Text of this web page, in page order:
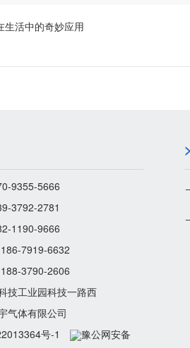
生活中的奇妙应用
9355-5666
2781
9666
7919-6632
2606
技工业园科技一路西
气体有限公司
号-1 豫公网安备